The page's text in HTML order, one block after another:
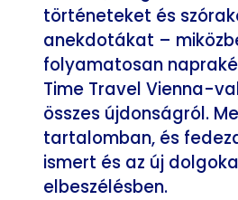
történeteket és
anekdotákat –
folyamatosan
Time Travel Vienna-
összes újdonságról.
tartalomban, és
ismert és az új
elbeszélésben.